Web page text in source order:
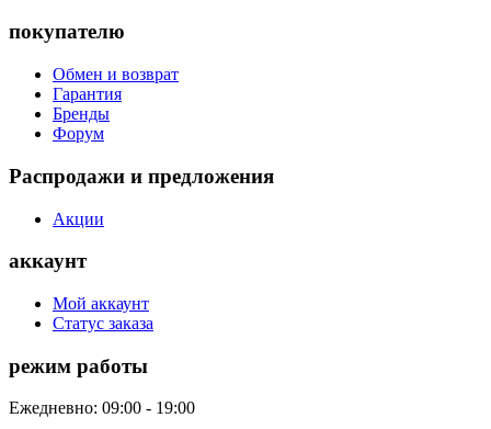
покупателю
Обмен и возврат
Гарантия
Бренды
Форум
Распродажи и предложения
Акции
аккаунт
Мой аккаунт
Статус заказа
режим работы
Ежедневно: 09:00 - 19:00